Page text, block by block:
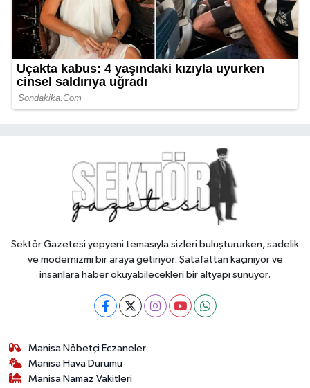
Sektör Gazetesi yepyeni temasıyla sizleri buluştururken, sadelik
ve modernizmi bir araya getiriyor. Şatafattan kaçınıyor ve
insanlara haber okuyabilecekleri bir altyapı sunuyor.
Manisa Nöbetçi Eczaneler
Manisa Hava Durumu
Manisa Namaz Vakitleri